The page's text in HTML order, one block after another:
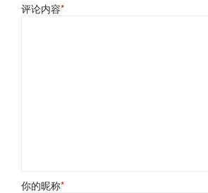
评论内容*
你的昵称*